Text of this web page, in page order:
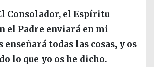
Consolador, el Espíritu
el Padre enviará en mi
enseñará todas las cosas, y os
lo que yo os he dicho.